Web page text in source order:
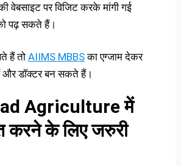
की वेबसाइट पर विजिट करके मांगी गई
पढ़ सकते हैं।
हैं तोAIIMS MBBSका एग्जाम देकर
डॉक्टर बन सकते हैं।
Agriculture में
करने के लिए जरुरी